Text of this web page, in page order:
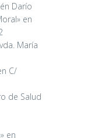
Darío
en
María
C/
de Salud
en